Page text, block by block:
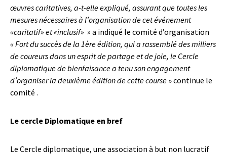
œuvres caritatives, a-t-elle expliqué, assurant que toutes les
mesures nécessaires à l’organisation de cet événement
«caritatif» et «inclusif» » a indiqué le comité d’organisation
« Fort du succès de la 1ère édition, qui a rassemblé des milliers
de coureurs dans un esprit de partage et de joie, le Cercle
diplomatique de bienfaisance a tenu son engagement
d’organiser la deuxième édition de cette course » continue le
comité .
Le cercle Diplomatique en bref
Le Cercle diplomatique, une association à but non lucratif